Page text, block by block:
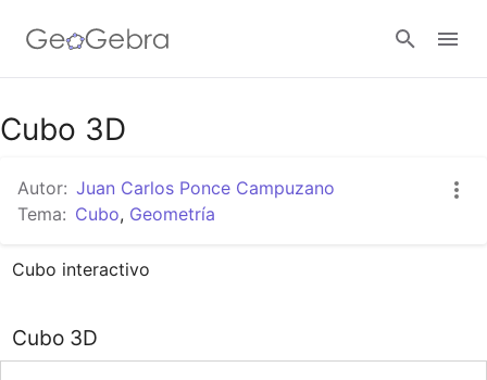
Google Classroom
GeoGebra Classroom
Cubo 3D
Autor: Juan Carlos Ponce Campuzano
Tema: Cubo, Geometría
Cubo interactivo
Cubo 3D